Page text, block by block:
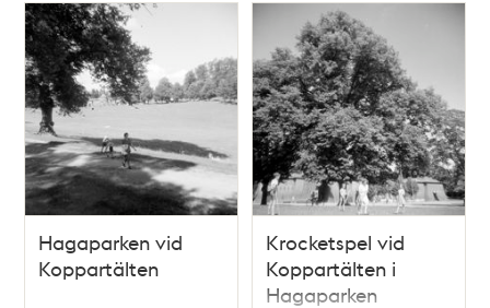
Hagaparken vid
Koppartälten
Krocketspel vid
Koppartälten i
Hagaparken